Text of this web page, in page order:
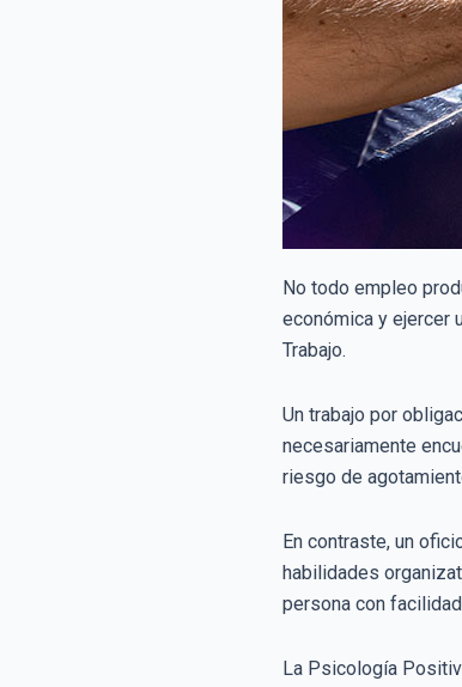
No todo empleo
económica y ejercer
Trabajo.
Un trabajo por
necesariamente
riesgo de
En contraste, un
habilidades
persona con
La Psicología